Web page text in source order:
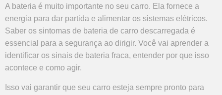
A bateria é muito importante no seu carro. Ela fornece a
energia para dar partida e alimentar os sistemas elétricos.
Saber os sintomas de bateria de carro descarregada é
essencial para a segurança ao dirigir. Você vai aprender a
identificar os sinais de bateria fraca, entender por que isso
acontece e como agir.
Isso vai garantir que seu carro esteja sempre pronto para